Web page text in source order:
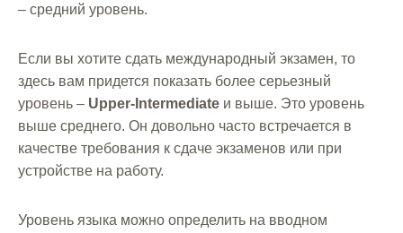
– средний уровень.
Если вы хотите сдать международный экзамен, то
здесь вам придется показать более серьезный
уровень – Upper-Intermediate и выше. Это уровень
выше среднего. Он довольно часто встречается в
качестве требования к сдаче экзаменов или при
устройстве на работу.
Уровень языка можно определить на вводном